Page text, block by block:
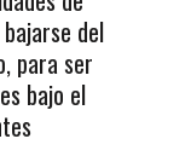
del
para ser
bajo el